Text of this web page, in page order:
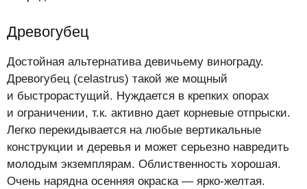
Древогубец
Достойная альтернатива девичьему винограду.
Древогубец (celastrus) такой же мощный
и быстрорастущий. Нуждается в крепких опорах
и ограничении, т.к. активно дает корневые отпрыски.
Легко перекидывается на любые вертикальные
конструкции и деревья и может серьезно навредить
молодым экземплярам. Облиственность хорошая.
Очень нарядна осенняя окраска — ярко-желтая.